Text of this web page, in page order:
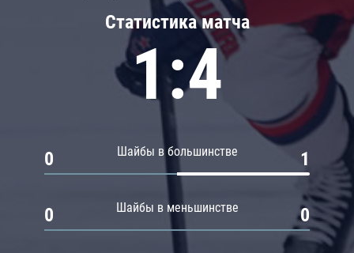
Статистика матча
1:4
Шайбы в большинстве
0 1
Шайбы в меньшинстве
0 0